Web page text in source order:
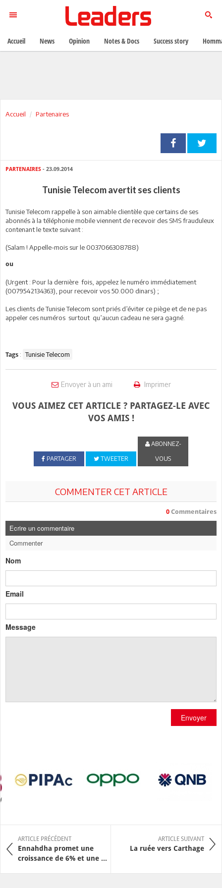
Accueil Partenaires
PARTENAIRES - 23.09.2014
Tunisie Telecom avertit ses clients
Tunisie Telecom rappelle à son aimable clientèle que certains de ses
abonnés à la téléphonie mobile viennent de recevoir des SMS frauduleux
contenant le texte suivant :
(Salam ! Appelle-mois sur le 0037066308788)
ou
(Urgent : Pour la dernière fois, appelez le numéro immédiatement
(0079542134363), pour recevoir vos 50.000 dinars) ;
Les clients de Tunisie Telecom sont priés d’éviter ce piège et de ne pas
appeler ces numéros surtout qu’aucun cadeau ne sera gagné.
Tags : Tunisie Telecom
Envoyer à un ami Imprimer
VOUS AIMEZ CET ARTICLE ? PARTAGEZ-LE AVEC
VOS AMIS !
PARTAGER TWEETER
ABONNEZ-
VOUS
COMMENTER CET ARTICLE
0 Commentaires
Ecrire un commentaire
Commenter
Nom
Email
Message
Envoyer
ARTICLE PRÉCÉDENT
Ennahdha promet une
croissance de 6% et une ...
ARTICLE SUIVANT
La ruée vers Carthage
Accueil News Opinion Notes & Docs Success story